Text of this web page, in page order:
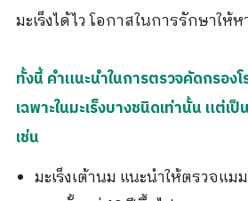
มะเร็งได้ไว โอกาสในการรักษาใ
ทั้งนี้ คำแนะนำในการตรวจคัดกรองโ
เฉพาะในมะเร็งบางชนิดเท่านั้น แต่เ
เช่น
มะเร็งเต้านม แนะนำให้ตรวจแ